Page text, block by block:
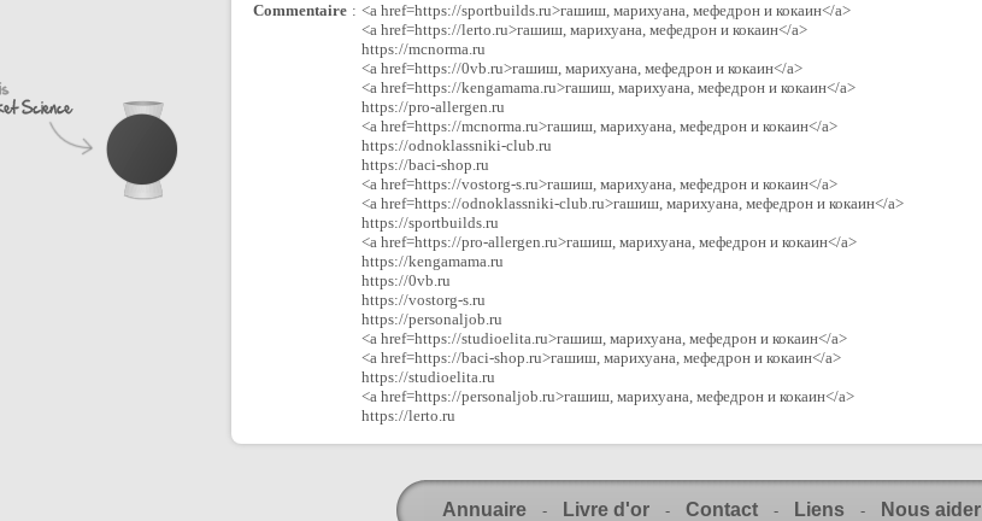
Commentaire : <a href=https://sportbuilds.ru>гашиш, марихуана, мефедрон и кокаин</a>
<a href=https://lerto.ru>гашиш, марихуана, мефедрон и кокаин</a>
https://mcnorma.ru
<a href=https://0vb.ru>гашиш, марихуана, мефедрон и кокаин</a>
<a href=https://kengamama.ru>гашиш, марихуана, мефедрон и кокаин</a>
https://pro-allergen.ru
<a href=https://mcnorma.ru>гашиш, марихуана, мефедрон и кокаин</a>
https://odnoklassniki-club.ru
https://baci-shop.ru
<a href=https://vostorg-s.ru>гашиш, марихуана, мефедрон и кокаин</a>
<a href=https://odnoklassniki-club.ru>гашиш, марихуана, мефедрон и кокаин</a>
https://sportbuilds.ru
<a href=https://pro-allergen.ru>гашиш, марихуана, мефедрон и кокаин</a>
https://kengamama.ru
https://0vb.ru
https://vostorg-s.ru
https://personaljob.ru
<a href=https://studioelita.ru>гашиш, марихуана, мефедрон и кокаин</a>
<a href=https://baci-shop.ru>гашиш, марихуана, мефедрон и кокаин</a>
https://studioelita.ru
<a href=https://personaljob.ru>гашиш, марихуана, мефедрон и кокаин</a>
https://lerto.ru
Annuaire - Livre d'or - Contact - Liens - Nous aider